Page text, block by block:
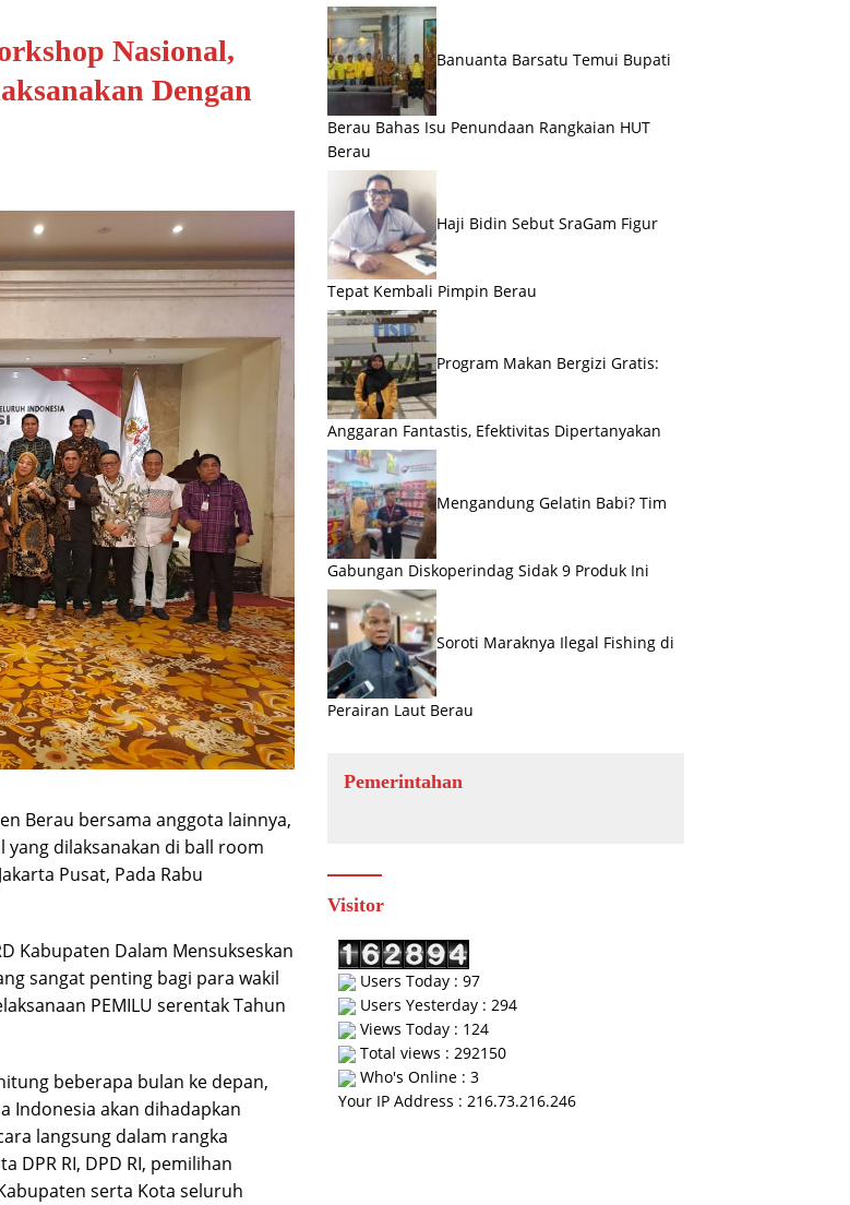
Nasional,
Dengan
Berau bersama anggota lainnya,
yang dilaksanakan di ball room
Pusat, Pada Rabu
Kabupaten Dalam Mensukseskan
sangat penting bagi para wakil
PEMILU serentak Tahun
beberapa bulan ke depan,
Indonesia akan dihadapkan
langsung dalam rangka
DPR RI, DPD RI, pemilihan
serta Kota seluruh
Banuanta Barsatu Temui Bupati
Berau Bahas Isu Penundaan Rangkaian HUT
Berau
Haji Bidin Sebut SraGam Figur
Tepat Kembali Pimpin Berau
Program Makan Bergizi Gratis:
Anggaran Fantastis, Efektivitas Dipertanyakan
Mengandung Gelatin Babi? Tim
Gabungan Diskoperindag Sidak 9 Produk Ini
Soroti Maraknya Ilegal Fishing di
Perairan Laut Berau
Pemerintahan
Visitor
Users Today : 97
Users Yesterday : 294
Views Today : 124
Total views : 292150
Who's Online : 3
Your IP Address : 216.73.216.246